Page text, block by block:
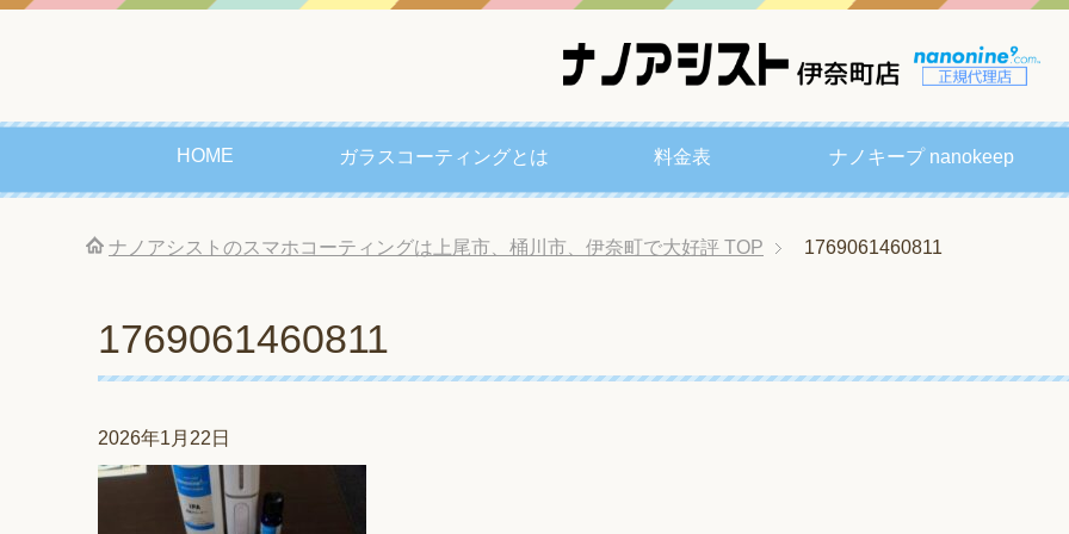
HOME ガラスコーティングとは 料金表 ナノキープ nanokeep
ナノアシストのスマホコーティングは上尾市、桶川市、伊奈町で大好評 TOP 1769061460811
1769061460811
2026年1月22日